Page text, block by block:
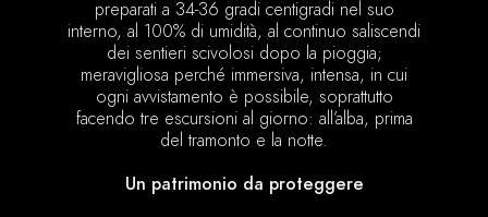
preparati a 34-36 gradi centigradi nel suo
interno, al 100% di umidità, al continuo saliscendi
dei sentieri scivolosi dopo la pioggia;
meravigliosa perché immersiva, intensa, in cui
ogni avvistamento è possibile, soprattutto
facendo tre escursioni al giorno: all’alba, prima
del tramonto e la notte.
Un patrimonio da proteggere